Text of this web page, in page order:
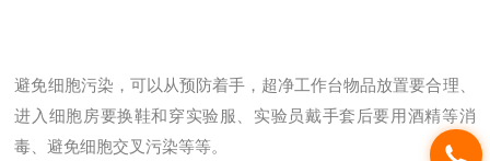
避免细胞污染，可以从预防着手，超净工作台物品放置要合理、
进入细胞房要换鞋和穿实验服、实验员戴手套后要用酒精等消
毒、避免细胞交叉污染等等。